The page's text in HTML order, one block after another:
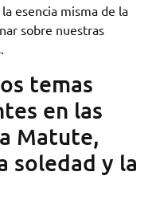
esencia misma de la
sobre nuestras
temas
en las
Matute,
soledad y la